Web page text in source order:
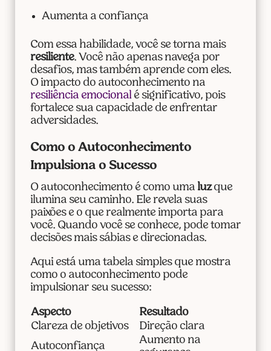
Aumenta a confiança
Com essa habilidade, você se torna mais
resiliente. Você não apenas navega por
desafios, mas também aprende com eles.
O impacto do autoconhecimento na
resiliência emocionalé significativo, pois
fortalece sua capacidade de enfrentar
adversidades.
Como o Autoconhecimento
Impulsiona o Sucesso
O autoconhecimento é como uma luzque
ilumina seu caminho. Ele revela suas
paixões e o que realmente importa para
você. Quando você se conhece, pode tomar
decisões mais sábias e direcionadas.
Aqui está uma tabela simples que mostra
como o autoconhecimento pode
impulsionar seu sucesso:
Aspecto
Resultado
Clareza de objetivos
Direção clara
Autoconfiança
Aumento na